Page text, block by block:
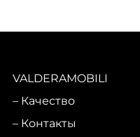
VALDERAMOBILI
Качество
Контакты